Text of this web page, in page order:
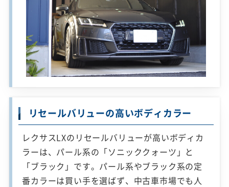
リセールバリューの高いボディカラー
レクサスLXのリセールバリューが高いボディカ
ラーは、パール系の「ソニッククォーツ」と
「ブラック」です。パール系やブラック系の定
番カラーは買い手を選ばず、中古車市場でも人